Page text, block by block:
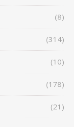
(8)
(314)
(10)
(178)
(21)